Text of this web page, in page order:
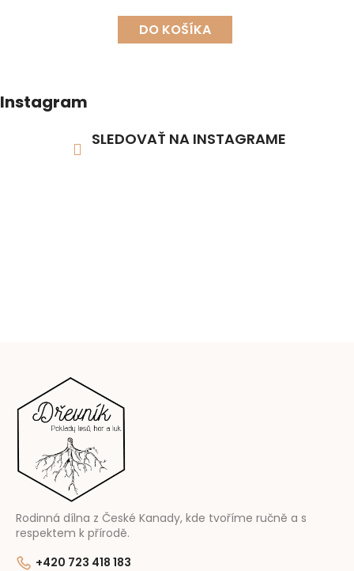
DO KOŠÍKA
Instagram
SLEDOVAŤ NA INSTAGRAME
Rodinná dílna z České Kanady, kde tvoříme ručně a s
respektem k přírodě.
+420 723 418 183